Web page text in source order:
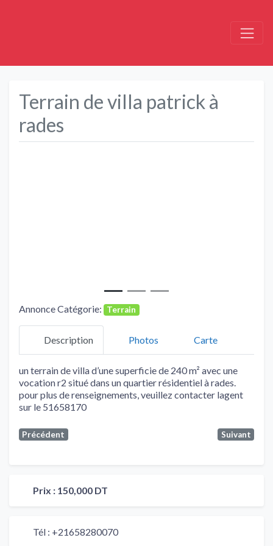
Terrain de villa patrick à
rades
Annonce Catégorie: Terrain
Description Photos Carte
un terrain de villa d’une superficie de 240 m² avec une
vocation r2 situé dans un quartier résidentiel à rades.
pour plus de renseignements, veuillez contacter lagent
sur le 51658170
Précédent Suivant
Prix : 150,000 DT
Tél : +21658280070